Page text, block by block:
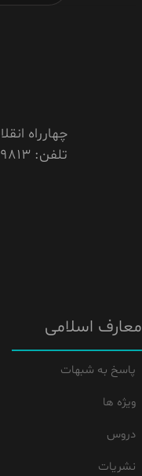
چهارراه
تلفن: 05142229813
معارف اسلامی
پاسخ به شبهات
ویژه ها
دروس
نشریات